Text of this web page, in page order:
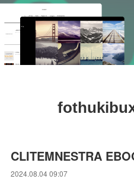
CLITEMNESTRA
2024.08.04 09:07